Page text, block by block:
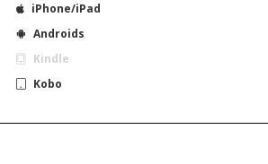
iPhone/iPad
Androids
Kindle
Kobo